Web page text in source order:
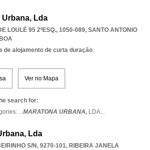
Urbana, Lda
LOULÉ 95 2ºESQ., 1050-089, SANTO ANTONIO
de alojamento de curta duração
Ver no Mapa
search for:
...MARATONA URBANA, LDA...
Lda
S/N, 9270-101, RIBEIRA JANELA